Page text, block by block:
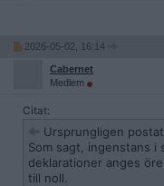
2026-05-02, 16:14
Cabernet
Medlem
Citat:
Ursprungligen
Som sagt, ingenstans i
deklarationer anges
till noll.